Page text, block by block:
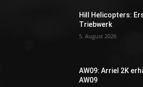
Hill Helicopters:
Triebwerk
5. August 2026
AW09: Arriel 2K
AW09